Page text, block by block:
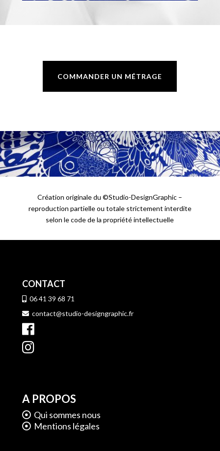
COMMANDER UN MÉTRAGE
Création originale du ©Studio-DesignGraphic –
reproduction partielle ou totale strictement interdite
selon le code de la propriété intellectuelle
CONTACT
06 41 39 68 71
contact@studio-designgraphic.fr
A PROPOS
Qui sommes nous
Mentions légales